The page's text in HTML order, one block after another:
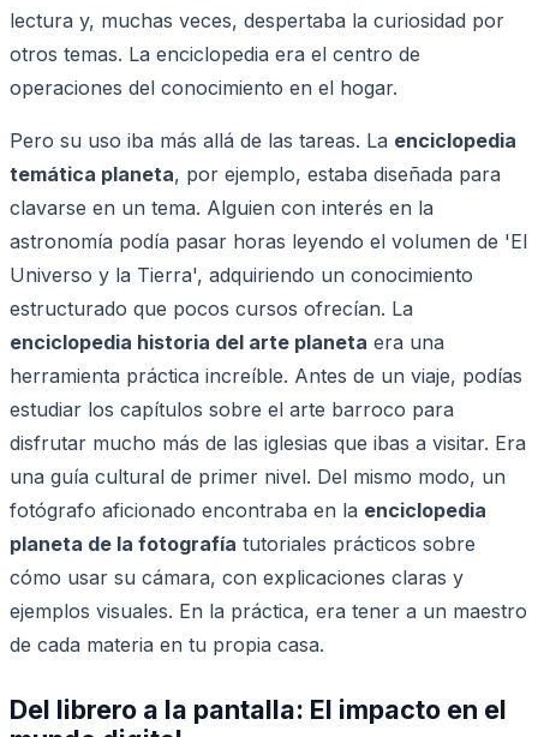
lectura y, muchas veces, despertaba la curiosidad por
otros temas. La enciclopedia era el centro de
operaciones del conocimiento en el hogar.
Pero su uso iba más allá de las tareas. La enciclopedia
temática planeta, por ejemplo, estaba diseñada para
clavarse en un tema. Alguien con interés en la
astronomía podía pasar horas leyendo el volumen de 'El
Universo y la Tierra', adquiriendo un conocimiento
estructurado que pocos cursos ofrecían. La
enciclopedia historia del arte planeta era una
herramienta práctica increíble. Antes de un viaje, podías
estudiar los capítulos sobre el arte barroco para
disfrutar mucho más de las iglesias que ibas a visitar. Era
una guía cultural de primer nivel. Del mismo modo, un
fotógrafo aficionado encontraba en la enciclopedia
planeta de la fotografía tutoriales prácticos sobre
cómo usar su cámara, con explicaciones claras y
ejemplos visuales. En la práctica, era tener a un maestro
de cada materia en tu propia casa.
Del librero a la pantalla: El impacto en el